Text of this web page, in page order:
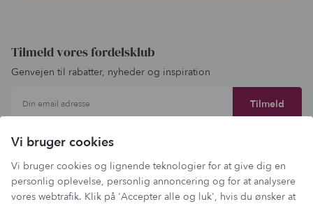
Tilmeld vores fordelsklub
Genvejen til rabatter, nyheder og inspiration
Din email adresse
Vi bruger cookies
Vi bruger cookies og lignende teknologier for at give dig en
personlig oplevelse, personlig annoncering og for at analysere
vores webtrafik. Klik på 'Accepter alle og luk', hvis du ønsker at